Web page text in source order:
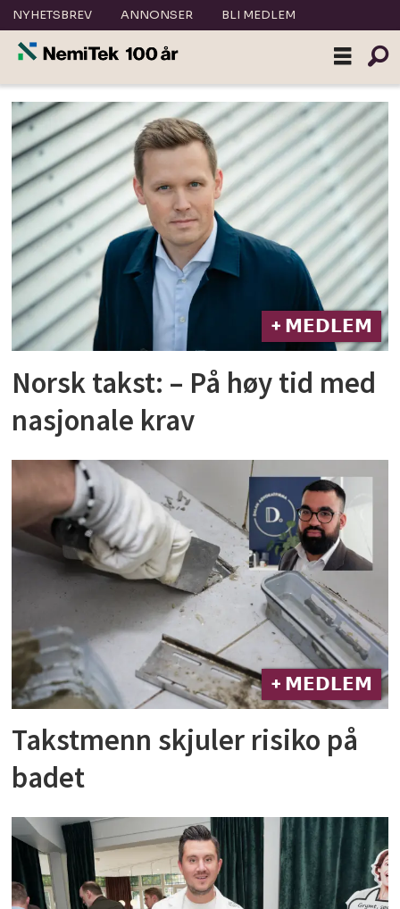
NYHETSBREV ANNONSER BLI MEDLEM
Tag:
avhendingsloven
+ 𝗠𝗘𝗗𝗟𝗘𝗠
Norsk takst: – På høy tid med
nasjonale krav
+ 𝗠𝗘𝗗𝗟𝗘𝗠
Takstmenn skjuler risiko på
badet